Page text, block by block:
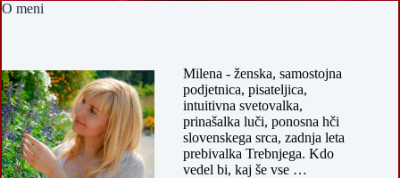
O meni
Milena - ženska, samostojna
podjetnica, pisateljica,
intuitivna svetovalka,
prinašalka luči, ponosna hči
slovenskega srca, zadnja leta
prebivalka Trebnjega. Kdo
vedel bi, kaj še vse …